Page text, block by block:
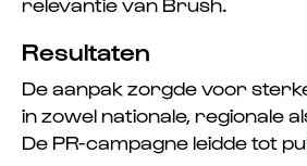
Resultaten
De aanpak zorgde voor
in zowel nationale, regionale
De PR-campagne leidde tot